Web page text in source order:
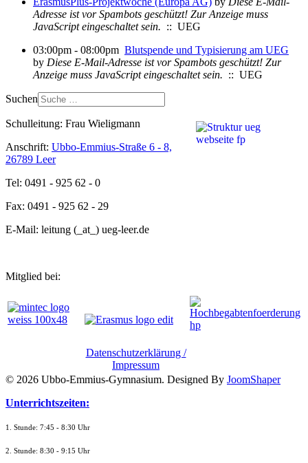
Adresse ist vor Spambots geschützt! Zur Anzeige muss
JavaScript eingeschaltet sein. :: UEG
03:00pm - 08:00pm Blutspende und Typisierung am UEG
by Diese E-Mail-Adresse ist vor Spambots geschützt! Zur
Anzeige muss JavaScript eingeschaltet sein. :: UEG
Suchen
Schulleitung: Frau Wieligmann
Anschrift: Ubbo-Emmius-Straße 6 - 8,
26789 Leer
Tel: 0491 - 925 62 - 0
Fax: 0491 - 925 62 - 29
E-Mail: leitung (_at_) ueg-leer.de
Mitglied bei:
Datenschutzerklärung /
Impressum
© 2026 Ubbo-Emmius-Gymnasium. Designed By JoomShaper
Unterrichtszeiten:
1. Stunde: 7:45 - 8:30 Uhr
2. Stunde: 8:30 - 9:15 Uhr